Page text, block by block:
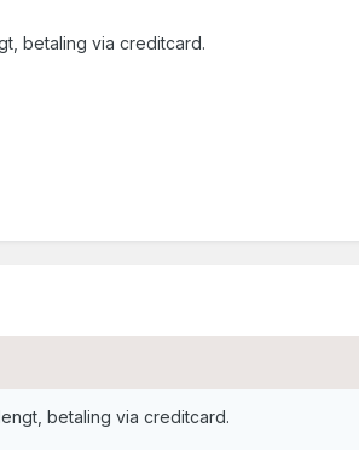
betaling via creditcard.
betaling via creditcard.